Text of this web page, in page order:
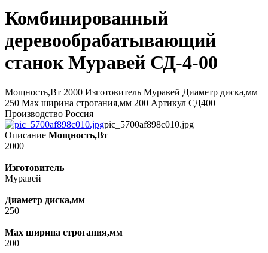
Комбинированный
деревообрабатывающий
станок Муравей СД-4-00
Мощность,Вт 2000 Изготовитель Муравей Диаметр диска,мм
250 Max ширина строгания,мм 200 Артикул СД400
Производство Россия
pic_5700af898c010.jpg
Описание Мощность,Вт
2000
Изготовитель
Муравей
Диаметр диска,мм
250
Max ширина строгания,мм
200